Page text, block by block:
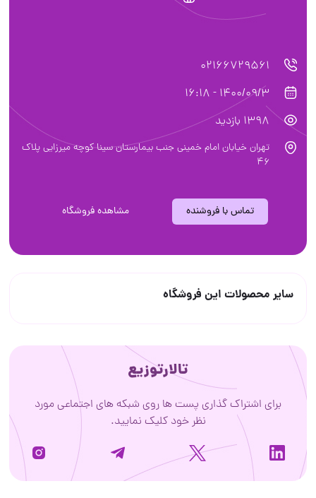
02166729561
1400/09/3 - 16:18
1398 بازدید
تهران خیابان امام خمینی جنب بیمارستان سینا کوچه میرزایی پلاک
46
تماس با فروشنده مشاهده فروشگاه
سایر محصولات این فروشگاه
تالارتوزیع
برای اشتراک گذاری پست ها روی شبکه های اجتماعی مورد
نظر خود کلیک نمایید.